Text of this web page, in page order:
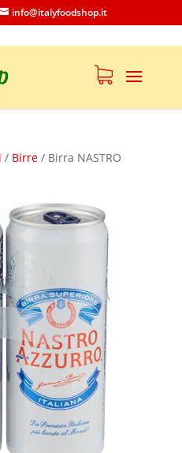
info@italyfoodshop.it
/ Birre/ Birra NASTRO